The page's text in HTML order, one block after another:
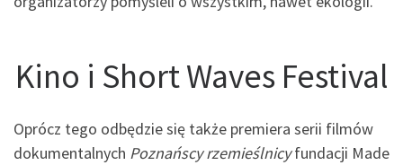
Kino i Short Waves Festival
Oprócz tego odbędzie się także premiera serii filmów
dokumentalnych Poznańscy rzemieślnicyfundacji Made